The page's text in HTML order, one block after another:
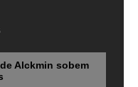
Alckmin sobem